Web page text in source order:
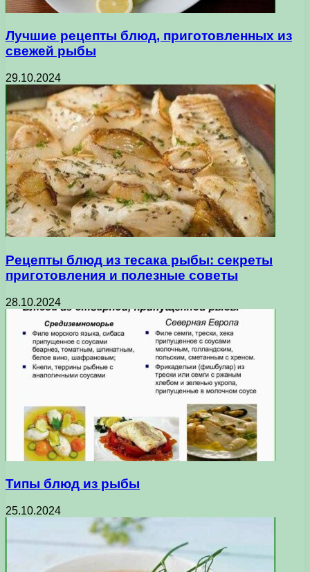
Лучшие рецепты блюд, приготовленных из
свежей рыбы
29.10.2024
Рецепты блюд из тесака рыбы: секреты
приготовления и полезные советы
28.10.2024
Типы блюд из рыбы
25.10.2024